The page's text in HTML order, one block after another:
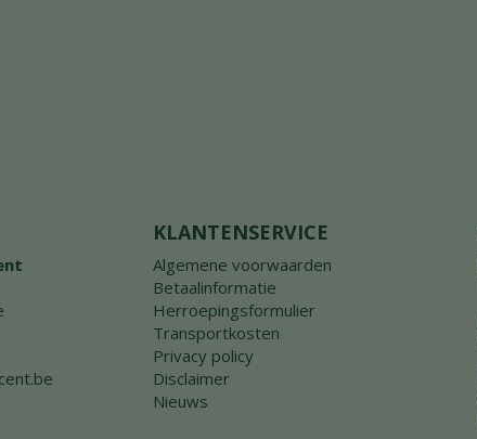
KLANTENSERVICE
Algemene voorwaarden
Betaalinformatie
Herroepingsformulier
Transportkosten
Privacy policy
Disclaimer
Nieuws